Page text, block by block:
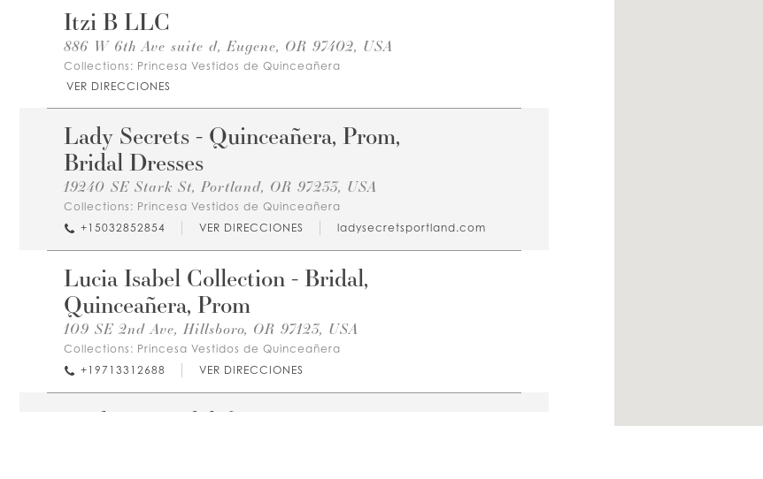
Itzi B LLC
886 W 6th Ave suite d, Eugene, OR 97402, USA
Collections: Princesa Vestidos de Quinceañera
VER DIRECCIONES
Lady Secrets - Quinceañera, Prom,
Bridal Dresses
19240 SE Stark St, Portland, OR 97233, USA
Collections: Princesa Vestidos de Quinceañera
+15032852854
VER DIRECCIONES ladysecretsportland.com
Lucia Isabel Collection - Bridal,
Quinceañera, Prom
109 SE 2nd Ave, Hillsboro, OR 97123, USA
Collections: Princesa Vestidos de Quinceañera
+19713312688
VER DIRECCIONES
Paulina's Bridal & Quinceaneras